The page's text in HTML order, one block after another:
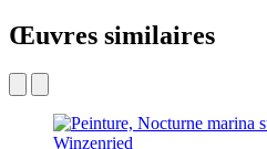
Œuvres similaires